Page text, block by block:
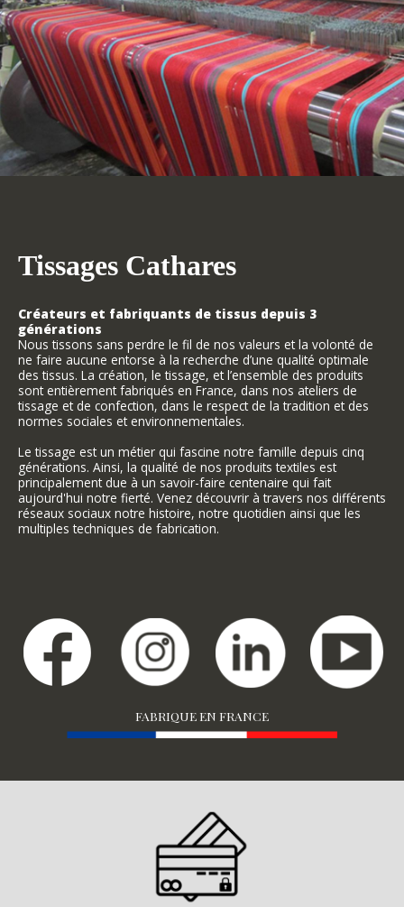
Tissages Cathares
Créateurs et fabriquants de tissus depuis 3
générations
Nous tissons sans perdre le fil de nos valeurs et la volonté de
ne faire aucune entorse à la recherche d’une qualité optimale
des tissus. La création, le tissage, et l’ensemble des produits
sont entièrement fabriqués en France, dans nos ateliers de
tissage et de confection, dans le respect de la tradition et des
normes sociales et environnementales.
Le tissage est un métier qui fascine notre famille depuis cinq
générations. Ainsi, la qualité de nos produits textiles est
principalement due à un savoir-faire centenaire qui fait
aujourd'hui notre fierté. Venez découvrir à travers nos différents
réseaux sociaux notre histoire, notre quotidien ainsi que les
multiples techniques de fabrication.
FABRIQUE EN FRANCE